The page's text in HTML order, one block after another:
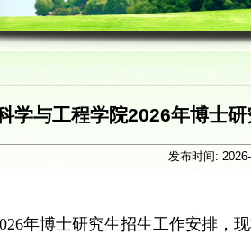
学与工程学院2026年博士
发布时间:
6年博士研究生招生工作安排，